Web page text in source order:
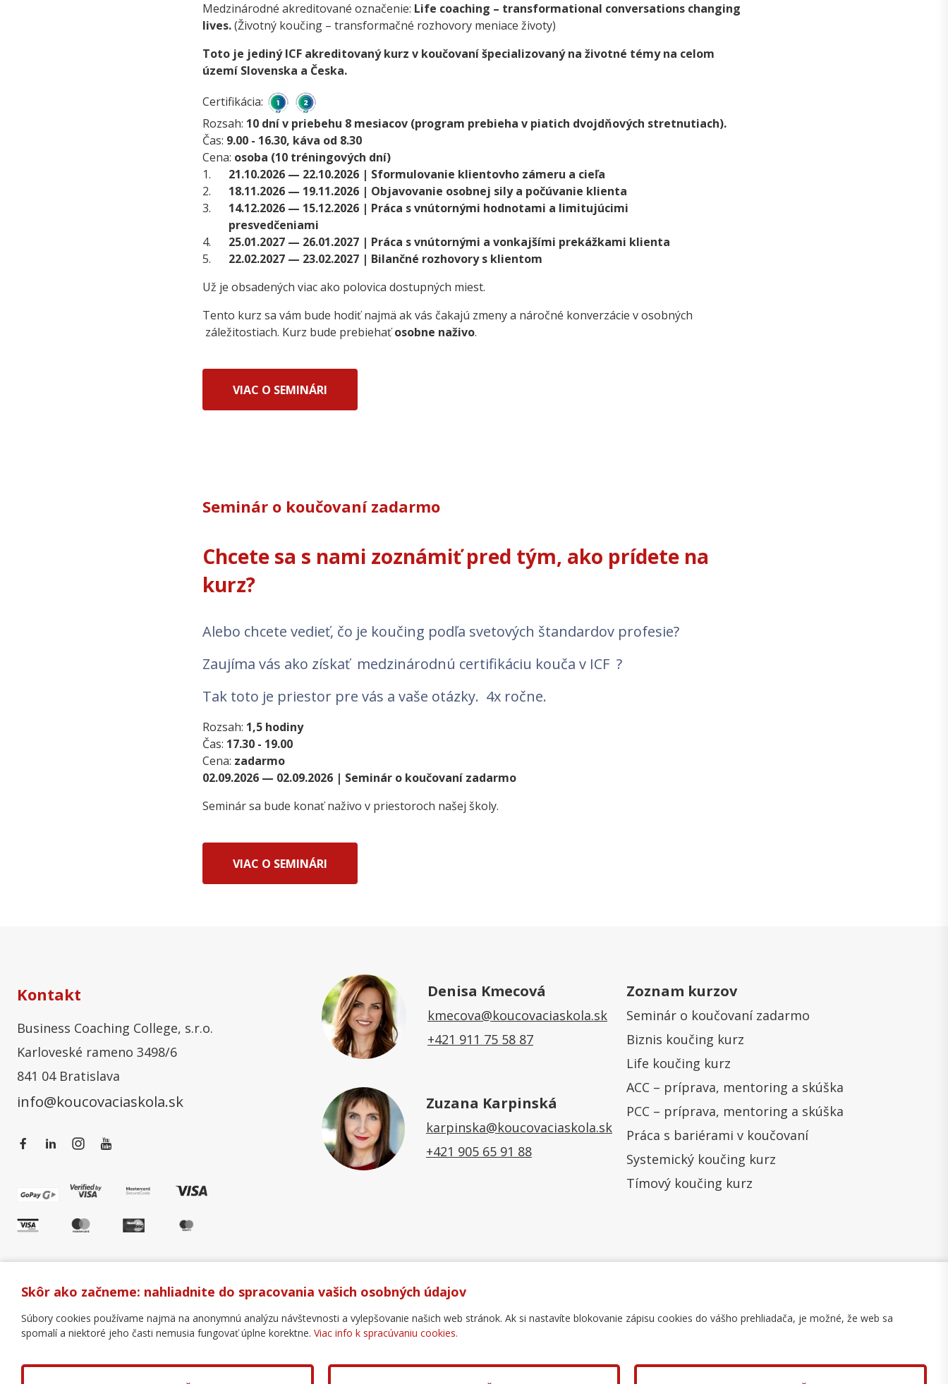
Medzinárodné akreditované označenie: Life coaching – transformational conversations changing
lives.(Životný koučing – transformačné rozhovory meniace životy)
Toto je jediný ICF akreditovaný kurz v koučovaní špecializovaný na životné témy na celom
území Slovenska a Česka.
Certifikácia:
Rozsah: 10 dní v priebehu 8 mesiacov (program prebieha v piatich dvojdňových stretnutiach).
Čas: 9.00 - 16.30, káva od 8.30
Cena: osoba (10 tréningových dní)
1.
21.10.2026 — 22.10.2026 | Sformulovanie klientovho zámeru a cieľa
2.
18.11.2026 — 19.11.2026 | Objavovanie osobnej sily a počúvanie klienta
3.
14.12.2026 — 15.12.2026 | Práca s vnútornými hodnotami a limitujúcimi
presvedčeniami
4.
25.01.2027 — 26.01.2027 | Práca s vnútornými a vonkajšími prekážkami klienta
5.
22.02.2027 — 23.02.2027 | Bilančné rozhovory s klientom
Už je obsadených viac ako polovica dostupných miest.
Tento kurz sa vám bude hodiť najmä ak vás čakajú zmeny a náročné konverzácie v osobných
záležitostiach. Kurz bude prebiehaťosobne naživo.
VIAC O SEMINÁRI
Seminár o koučovaní zadarmo
Chcete sa s nami zoznámiť pred tým, ako prídete na
kurz?
Alebo chcete vedieť, čo je koučing podľa svetových štandardov profesie?
Zaujíma vás ako získať medzinárodnú certifikáciu kouča v ICF ?
Tak toto je priestor pre vás a vaše otázky. 4x ročne.
Rozsah: 1,5 hodiny
Čas: 17.30 - 19.00
Cena: zadarmo
02.09.2026 — 02.09.2026 | Seminár o koučovaní zadarmo
Seminár sa bude konať naživo v priestoroch našej školy.
VIAC O SEMINÁRI
Kontakt
Business Coaching College, s.r.o.
Karloveské rameno 3498/6
841 04 Bratislava
info@koucovaciaskola.sk
Denisa Kmecová
kmecova@koucovaciaskola.sk
+421 911 75 58 87
Zuzana Karpinská
karpinska@koucovaciaskola.sk
+421 905 65 91 88
Zoznam kurzov
Seminár o koučovaní zadarmo
Biznis koučing kurz
Life koučing kurz
ACC – príprava, mentoring a skúška
PCC – príprava, mentoring a skúška
Práca s bariérami v koučovaní
Systemický koučing kurz
Tímový koučing kurz
Všeobecné obchodné podmienky Správa cookies Ochrana osobných údajov
Copyright © 2018 - 2026 Business Coaching College, s.r.o.
Skôr ako začneme: nahliadnite do spracovania vašich osobných údajov
Súbory cookies používame najmä na anonymnú analýzu návštevnosti a vylepšovanie našich web stránok. Ak si nastavíte blokovanie zápisu cookies do vášho prehliadača, je možné, že web sa
spomalí a niektoré jeho časti nemusia fungovať úplne korektne. Viac info k spracúvaniu cookies.